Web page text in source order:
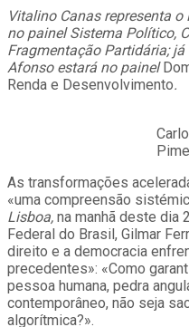
Vitalino Canas representa
no painel Sistema Político,
Fragmentação Partidária;
Afonso estará no painel
Renda e Desenvolvimento.
As transformações
«uma compreensão
Lisboa, na manhã deste dia
Federal do Brasil, Gilmar
direito e a democracia
precedentes»: «Como
pessoa humana, pedra
contemporâneo, não seja
algorítmica?».